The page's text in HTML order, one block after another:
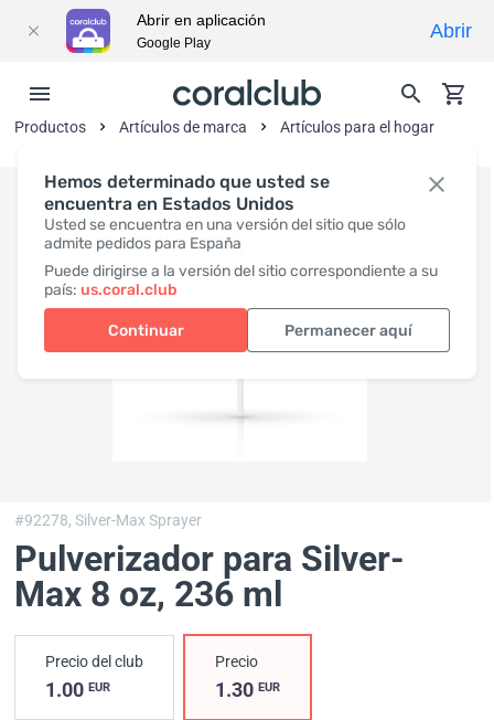
Hemos determinado que usted se
encuentra en Estados Unidos
Usted se encuentra en una versión del sitio que sólo
admite pedidos para España
Puede dirigirse a la versión del sitio correspondiente a su
país: us.coral.club
Continuar Permanecer aquí
Productos Artículos de marca Artículos para el hogar
#92278,Silver-Max Sprayer
Pulverizador para Silver-
Max 8 oz, 236 ml
Precio del club
1.00 EUR
Precio
1.30EUR
Abrir en aplicación
Google Play
Abrir